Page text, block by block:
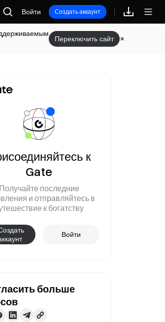
Награды
Войти Создать аккаунт
Переключить сайт
к
Gate
Получайте последние
и отправляйтесь в
к богатству
Войти
больше